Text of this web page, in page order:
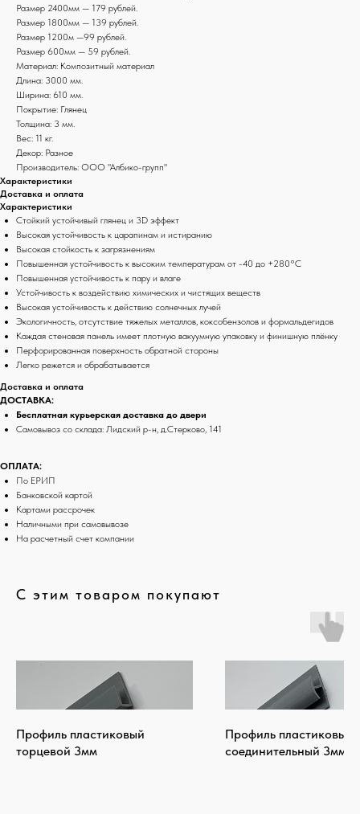
Размер 2400мм — 179 рублей.
Размер 1800мм — 139 рублей.
Размер 1200м —99 рублей.
Размер 600мм — 59 рублей.
Материал: Композитный материал
Длина: 3000 мм.
Ширина: 610 мм.
Покрытие: Глянец
Толщина: 3 мм.
Вес: 11 кг.
Декор: Разное
Производитель: ООО "Албико-групп"
Характеристики
Доставка и оплата
Характеристики
Стойкий устойчивый глянец и 3D эффект
Высокая устойчивость к царапинам и истиранию
Высокая стойкость к загрязнениям
Повышенная устойчивость к высоким температурам от -40 до +280°С
Повышенная устойчивость к пару и влаге
Устойчивость к воздействию химических и чистящих веществ
Высокая устойчивость к действию солнечных лучей
Экологичность, отсутствие тяжелых металлов, коксобензолов и формальдегидов
Каждая стеновая панель имеет плотную вакуумную упаковку и финишную плёнку
Перфорированная поверхность обратной стороны
Легко режется и обрабатывается
Доставка и оплата
ДОСТАВКА:
Бесплатная курьерская доставка до двери
Самовывоз со склада: Лидский р-н, д.Стерково, 141
ОПЛАТА:
По ЕРИП
Банковской картой
Картами рассрочек
Наличными при самовывозе
На расчетный счет компании
С этим товаром покупают
Профиль пластиковый
торцевой 3мм
Профиль пластиковый
соединительный 3мм